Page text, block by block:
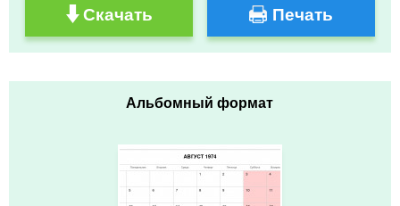
Скачать Печать
Альбомный формат